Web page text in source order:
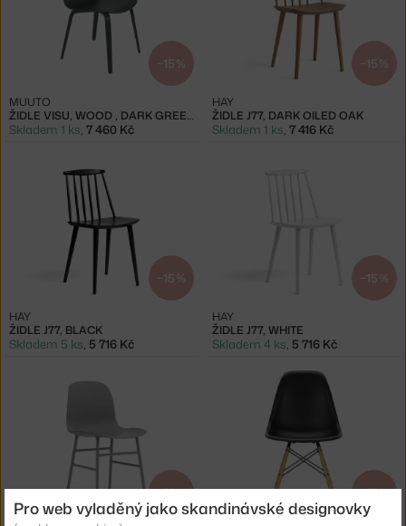
−15 %
ŽIDLE VISU, WOOD , DARK GREEN
MUUTO
Skladem 1 ks, 7 460 Kč
−15 %
ŽIDLE J77, DARK OILED OAK
HAY
Skladem 1 ks, 7 416 Kč
−15 %
ŽIDLE J77, BLACK
HAY
Skladem 5 ks, 5 716 Kč
−15 %
ŽIDLE J77, WHITE
HAY
Skladem 4 ks, 5 716 Kč
−20 % −15 %
Pro web vyladěný jako skandinávské designovky